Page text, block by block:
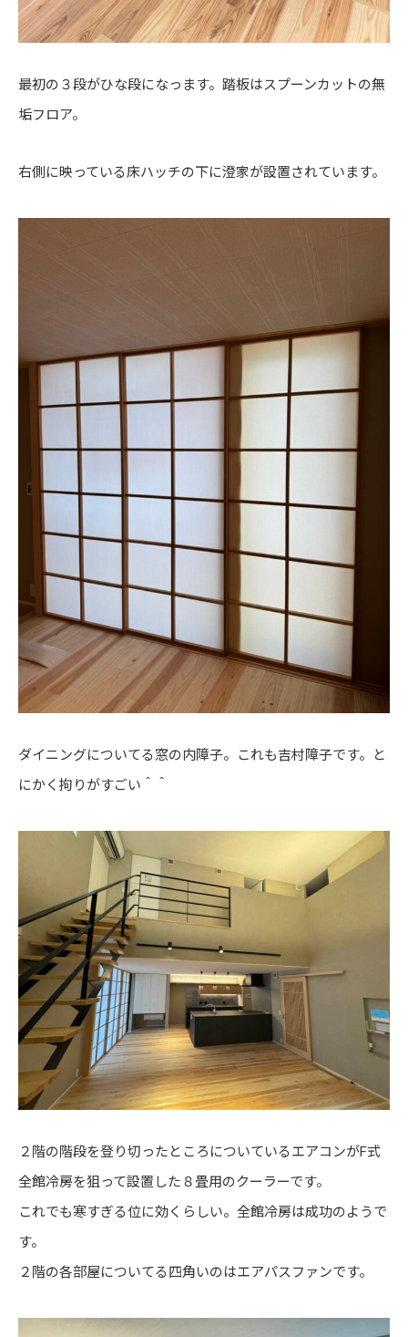
最初の３段がひな段になっます。踏板はスプーンカットの無
垢フロア。
右側に映っている床ハッチの下に澄家が設置されています。
ダイニングについてる窓の内障子。これも吉村障子です。と
にかく拘りがすごい＾＾
２階の階段を登り切ったところについているエアコンがF式
全館冷房を狙って設置した８畳用のクーラーです。
これでも寒すぎる位に効くらしい。全館冷房は成功のようで
す。
２階の各部屋についてる四角いのはエアパスファンです。